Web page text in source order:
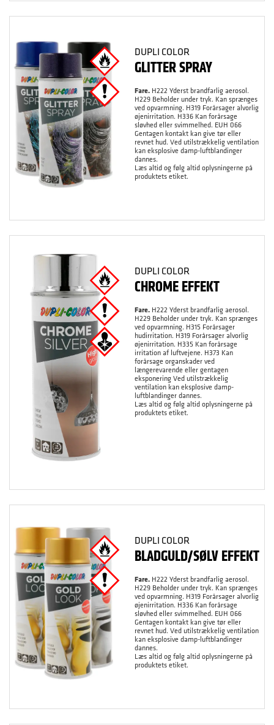
DUPLI COLOR
GLITTER SPRAY
Fare. H222 Yderst brandfarlig aerosol.
H229 Beholder under tryk. Kan sprænges
ved opvarmning. H319 Forårsager alvorlig
øjenirritation. H336 Kan forårsage
sløvhed eller svimmelhed. EUH 066
Gentagen kontakt kan give tør eller
revnet hud. Ved utilstrækkelig ventilation
kan eksplosive damp-luftblandinger
dannes.
Læs altid og følg altid oplysningerne på
produktets etiket.
DUPLI COLOR
CHROME EFFEKT
Fare. H222 Yderst brandfarlig aerosol.
H229 Beholder under tryk. Kan sprænges
ved opvarmning. H315 Forårsager
hudirritation. H319 Forårsager alvorlig
øjenirritation. H335 Kan forårsage
irritation af luftvejene. H373 Kan
forårsage organskader ved
længerevarende eller gentagen
eksponering Ved utilstrækkelig
ventilation kan eksplosive damp-
luftblandinger dannes.
Læs altid og følg altid oplysningerne på
produktets etiket.
DUPLI COLOR
BLADGULD/SØLV EFFEKT
Fare. H222 Yderst brandfarlig aerosol.
H229 Beholder under tryk. Kan sprænges
ved opvarmning. H319 Forårsager alvorlig
øjenirritation. H336 Kan forårsage
sløvhed eller svimmelhed. EUH 066
Gentagen kontakt kan give tør eller
revnet hud. Ved utilstrækkelig ventilation
kan eksplosive damp-luftblandinger
dannes.
Læs altid og følg altid oplysningerne på
produktets etiket.